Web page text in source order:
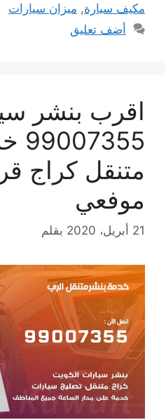
مكيف سيارة, ميزان سيارات
أضف تعليق
اقرب بنشر
متنقل كراج
موفعي
21 أبريل، 2020 بقلم